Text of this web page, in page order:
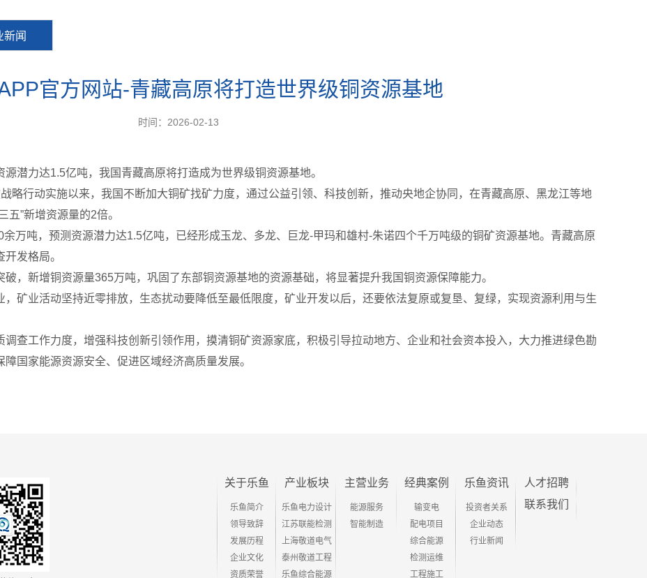
新闻
官方网站-青藏高原将打造世界级铜资源基地
时间：2026-02-13
潜力达1.5亿吨，我国青藏高原将打造成为世界级铜资源基地。
略行动实施以来，我国不断加大铜矿找矿力度，通过公益引领、科技创新，推动央地企协同，在青藏高原、黑龙江等地
五”新增资源量的2倍。
万吨，预测资源潜力达1.5亿吨，已经形成玉龙、多龙、巨龙-甲玛和雄村-朱诺四个千万吨级的铜矿资源基地。青藏高原
发格局。
，新增铜资源量365万吨，巩固了东部铜资源基地的资源基础，将显著提升我国铜资源保障能力。
矿业活动坚持近零排放，生态扰动要降低至最低限度，矿业开发以后，还要依法复原或复垦、复绿，实现资源利用与生
查工作力度，增强科技创新引领作用，摸清铜矿资源家底，积极引导拉动地方、企业和社会资本投入，大力推进绿色勘
国家能源资源安全、促进区域经济高质量发展。
关于乐鱼
乐鱼简介
领导致辞
发展历程
企业文化
资质荣誉
产业板块
乐鱼电力设计
江苏联能检测
上海敬道电气
泰州敬道工程
乐鱼综合能源
主营业务
能源服务
智能制造
经典案例
输变电
配电项目
综合能源
检测运维
工程施工
乐鱼资讯
投资者关系
企业动态
行业新闻
人才招聘
联系我们